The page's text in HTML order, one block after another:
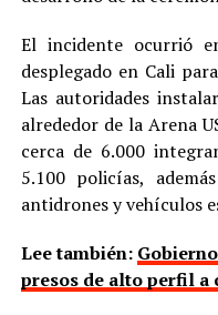
El incidente ocurrió
desplegado en Cali
Las autoridades
alrededor de la Arena
cerca de 6.000
5.100 policías,
antidrones y vehículos
Lee también:
presos de alto perfil a